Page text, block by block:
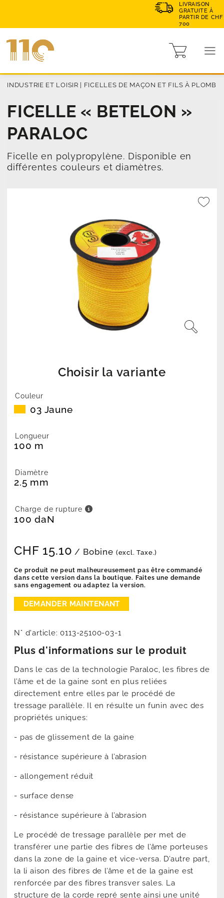
LIVRAISON
GRATUITE À
PARTIR DE CHF
700
INDUSTRIE ET LOISIR FICELLES DE MAÇON ET FILS À PLOMB
FICELLE « BETELON »
PARALOC
Ficelle en polypropylène. Disponible en
différentes couleurs et diamètres.
Choisir la variante
Couleur
03 Jaune
Longueur
100 m
Diamètre
2.5 mm
Charge de rupture
100 daN
CHF 15.10 / Bobine (excl. Taxe.)
Ce produit ne peut malheureusement pas être commandé
dans cette version dans la boutique. Faites une demande
sans engagement ou adaptez la version.
N° d'article:0113-25100-03-1
Plus d'informations sur le produit
Dans le cas de la technologie Paraloc, les fibres de
l’âme et de la gaine sont en plus reliées
directement entre elles par le procédé de
tressage parallèle. Il en résulte un funin avec des
propriétés uniques:
- pas de glissement de la gaine
- résistance supérieure à l’abrasion
- allongement réduit
- surface dense
- résistance supérieure à l’abrasion
Le procédé de tressage parallèle per met de
transférer une partie des fibres de l’âme porteuses
dans la zone de la gaine et vice-versa. D’autre part,
la li aison des fibres de l’âme et de la gaine est
renforcée par des fibres transver sales. La
structure de la corde repré sente ainsi une unité